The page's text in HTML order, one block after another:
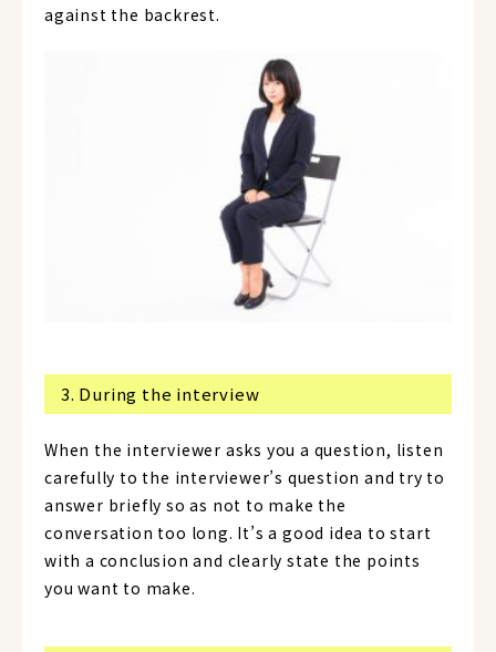
against the backrest.
3. During the interview
When the interviewer asks you a question, listen
carefully to the interviewer’s question and try to
answer briefly so as not to make the
conversation too long. It’s a good idea to start
with a conclusion and clearly state the points
you want to make.